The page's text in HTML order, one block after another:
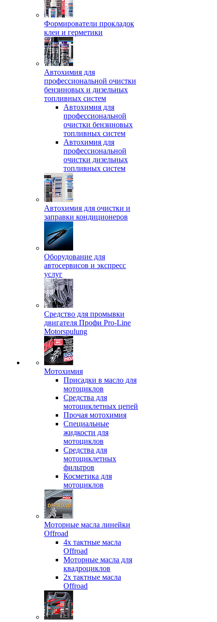
Формирователи прокладок
клеи и герметики
Автохимия для
профессиональной очистки
бензиновых и дизельных
топливных систем
Автохимия для
профессиональной
очистки бензиновых
топливных систем
Автохимия для
профессиональной
очистки дизельных
топливных систем
Автохимия для очистки и
заправки кондиционеров
Оборудование для
автосервисов и экспресс
услуг
Средство для промывки
двигателя Профи Pro-Line
Motorspulung
Мотохимия
Присадки в масло для
мотоциклов
Средства для
мотоциклетных цепей
Прочая мотохимия
Специальные
жидкости для
мотоциклов
Средства для
мотоциклетных
фильтров
Косметика для
мотоциклов
Моторные масла линейки
Offroad
4х тактные масла
Offroad
Моторные масла для
квадроциклов
2х тактные масла
Offroad